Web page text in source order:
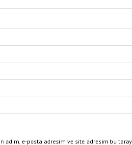
adım, e-posta adresim ve site adresim bu